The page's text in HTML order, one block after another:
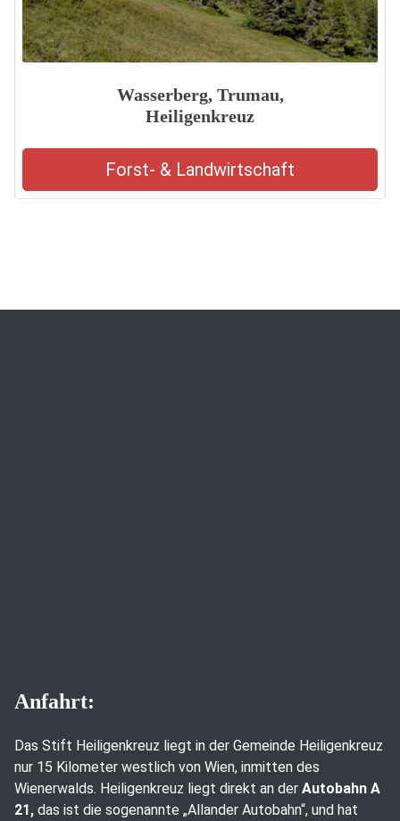
Wasserberg, Trumau,
Heiligenkreuz
Forst- & Landwirtschaft
Anfahrt:
Das Stift Heiligenkreuz liegt in der Gemeinde Heiligenkreuz
nur 15 Kilometer westlich von Wien, inmitten des
Wienerwalds. Heiligenkreuz liegt direkt an der Autobahn A
21, das ist die sogenannte „Allander Autobahn“, und hat